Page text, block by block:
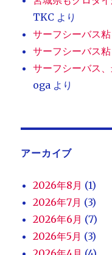
TKC より
サーフシーバス
サーフシーバス
サーフシーバス
oga より
アーカイブ
2026年8月 (1)
2026年7月 (3)
2026年6月 (7)
2026年5月 (3)